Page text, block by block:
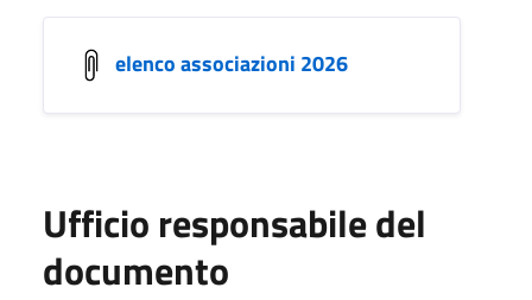
elenco associazioni 2026
Ufficio responsabile del
documento